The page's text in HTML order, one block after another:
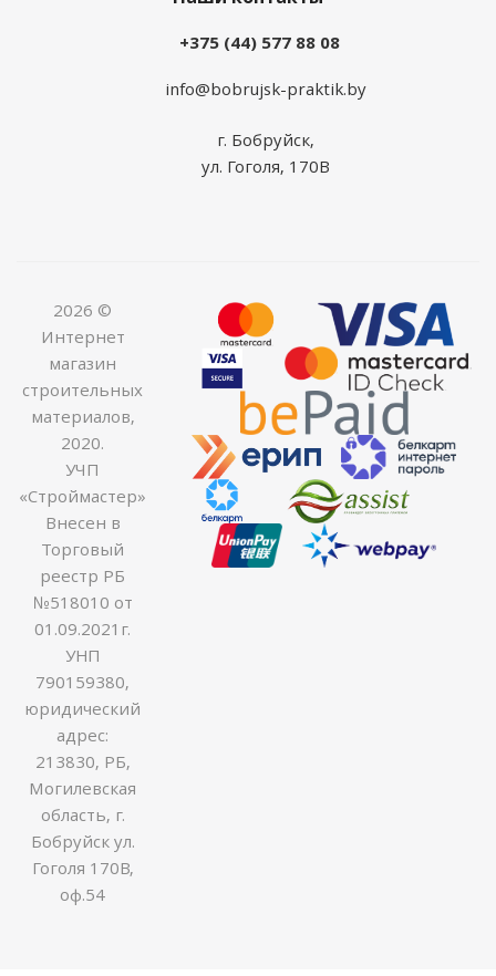
+375 (44) 577 88 08
info@bobrujsk-praktik.by
г. Бобруйск,
ул. Гоголя, 170В
2026 ©
Интернет
магазин
строительных
материалов,
2020.
УЧП
«Строймастер»
Внесен в
Торговый
реестр РБ
№518010 от
01.09.2021г.
УНП
790159380,
юридический
адрес:
213830, РБ,
Могилевская
область, г.
Бобруйск ул.
Гоголя 170В,
оф.54